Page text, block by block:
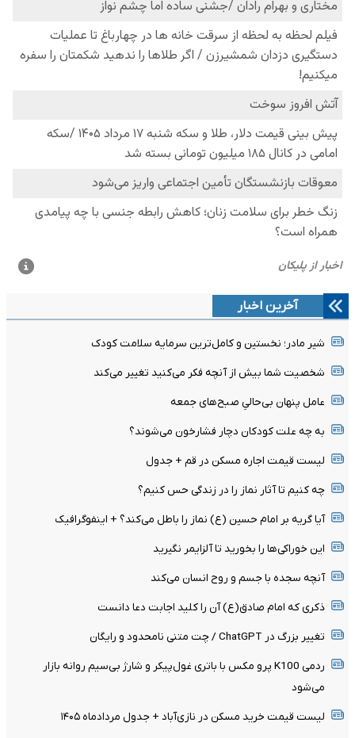
آخرین اخبار
شیر مادر؛ نخستین و کامل‌ترین سرمایه سلامت کودک
شخصیت شما بیش از آنچه فکر می‌کنید تغییر می‌کند
عامل پنهان بی‌حالیِ صبح‌های جمعه
به چه علت کودکان دچار فشارخون می‌شوند؟
لیست قیمت اجاره مسکن در قم + جدول
چه کنیم تا آثار نماز را در زندگی حس کنیم؟
آیا گریه بر امام حسین (ع) نماز را باطل می‌کند؟ + اینفوگرافیک
این خوراکی‌ها را بخورید تا آلزایمر نگیرید
آنچه سجده با جسم و روح انسان می‌کند
ذکری که امام صادق(ع) آن را کلید اجابت دعا دانست
تغییر بزرگ در ChatGPT / چت متنی نامحدود و رایگان
ردمی K100 پرو مکس با باتری غول‌پیکر و شارژ بی‌سیم روانه بازار
می‌شود
لیست قیمت خرید مسکن در نازی‌آباد + جدول مردادماه ۱۴۰۵